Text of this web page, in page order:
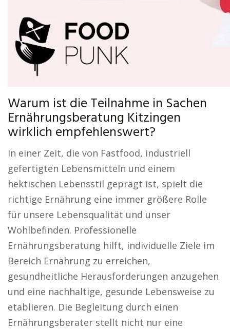
Warum ist die Teilnahme in Sachen
Ernährungsberatung Kitzingen
wirklich empfehlenswert?
In einer Zeit, die von Fastfood, industriell
gefertigten Lebensmitteln und einem
hektischen Lebensstil geprägt ist, spielt die
richtige Ernährung eine immer größere Rolle
für unsere Lebensqualität und unser
Wohlbefinden. Professionelle
Ernährungsberatung hilft, individuelle Ziele im
Bereich Ernährung zu erreichen,
gesundheitliche Herausforderungen anzugehen
und eine nachhaltige, gesunde Lebensweise zu
etablieren. Die Begleitung durch einen
Ernährungsberater stellt nicht nur eine